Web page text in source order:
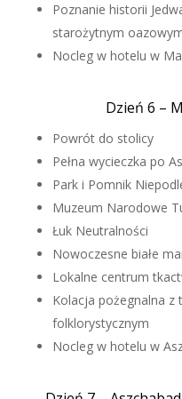
Poznanie historii
starożytnym
Nocleg w hotelu w
Dzień 6 –
Powrót do stolicy
Pełna wycieczka po
Park i Pomnik
Muzeum Narodowe
Łuk Neutralności
Nowoczesne białe
Lokalne centrum
Kolacja pożegnalna z
folklorystycznym
Nocleg w hotelu w